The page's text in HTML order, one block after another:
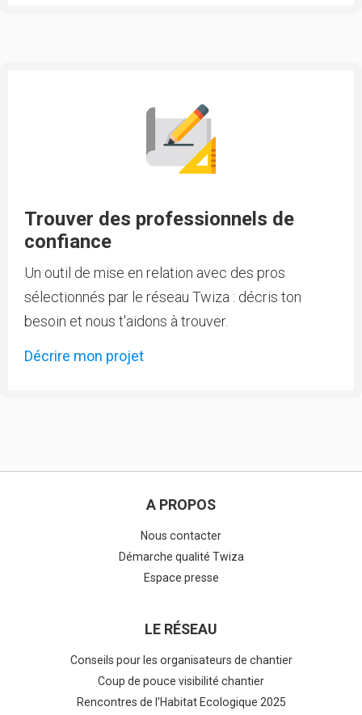
Trouver des professionnels de
confiance
Un outil de mise en relation avec des pros
sélectionnés par le réseau Twiza : décris ton
besoin et nous t'aidons à trouver.
Décrire mon projet
A PROPOS
Nous contacter
Démarche qualité Twiza
Espace presse
LE RÉSEAU
Conseils pour les organisateurs de chantier
Coup de pouce visibilité chantier
Rencontres de l'Habitat Ecologique 2025